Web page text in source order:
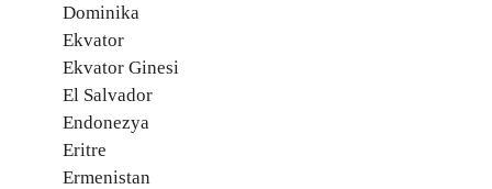
Dominika
Ekvator
Ekvator Ginesi
El Salvador
Endonezya
Eritre
Ermenistan